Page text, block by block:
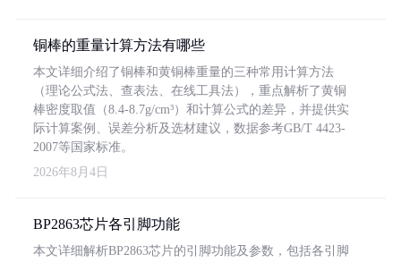
铜棒的重量计算方法有哪些
本文详细介绍了铜棒和黄铜棒重量的三种常用计算方法
（理论公式法、查表法、在线工具法），重点解析了黄铜
棒密度取值（8.4-8.7g/cm³）和计算公式的差异，并提供实
际计算案例、误差分析及选材建议，数据参考GB/T 4423-
2007等国家标准。
2026年8月4日
BP2863芯片各引脚功能
本文详细解析BP2863芯片的引脚功能及参数，包括各引脚